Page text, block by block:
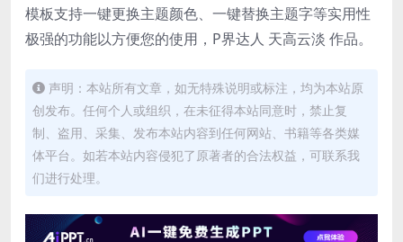
模板支持一键更换主题颜色、一键替换主题字等实用性
极强的功能以方便您的使用，P界达人 天高云淡 作品。
声明：本站所有文章，如无特殊说明或标注，均为本站原
创发布。任何个人或组织，在未征得本站同意时，禁止复
制、盗用、采集、发布本站内容到任何网站、书籍等各类媒
体平台。如若本站内容侵犯了原著者的合法权益，可联系我
们进行处理。